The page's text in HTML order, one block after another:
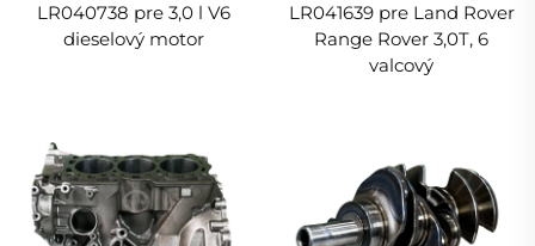
LR040738 pre 3,0 l V6
dieselový motor
LR041639 pre Land Rover
Range Rover 3,0T, 6
valcový